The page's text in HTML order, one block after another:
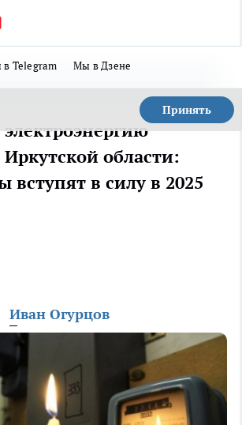
Telegram Мы в Дзене
Принять
области:
вступят в силу в 2025
Иван Огурцов